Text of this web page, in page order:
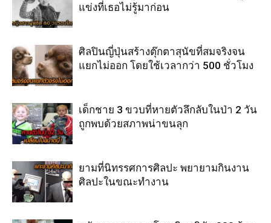
แข่งที่เธอไม่รู้มาก่อน
ศิลปินญี่ปุ่นสร้างตุ๊กตาสุนัขที่สมจริงจน
แยกไม่ออก โดยใช้เวลากว่า 500 ชั่วโมง
เด็กชาย 3 ขวบที่หายตัวลึกลับในป่า 2 วัน
ถูกพบด้วยสภาพน่าขนลุก
ยามที่นิทรรศการศิลปะ พยายามกินงาน
ศิลปะในขณะทำงาน